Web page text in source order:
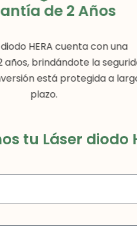
de 2 Años
HERA cuenta con una
años, brindándote la
está protegida a
plazo.
tu Láser diodo